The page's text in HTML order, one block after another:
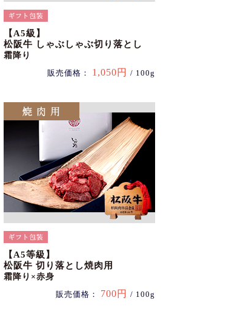
【A5級】
松阪牛 しゃぶしゃぶ切り落とし
霜降り
販売価格： 1,050円 / 100g
【A5等級】
松阪牛 切り落とし焼肉用
霜降り×赤身
販売価格： 700円 / 100g